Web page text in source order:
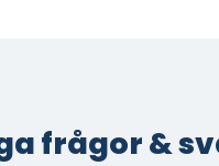
frågor &